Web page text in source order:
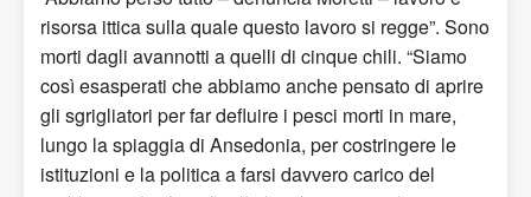
risorsa ittica sulla quale questo lavoro si regge”. Sono
morti dagli avannotti a quelli di cinque chili. “Siamo
così esasperati che abbiamo anche pensato di aprire
gli sgrigliatori per far defluire i pesci morti in mare,
lungo la spiaggia di Ansedonia, per costringere le
istituzioni e la politica a farsi davvero carico del